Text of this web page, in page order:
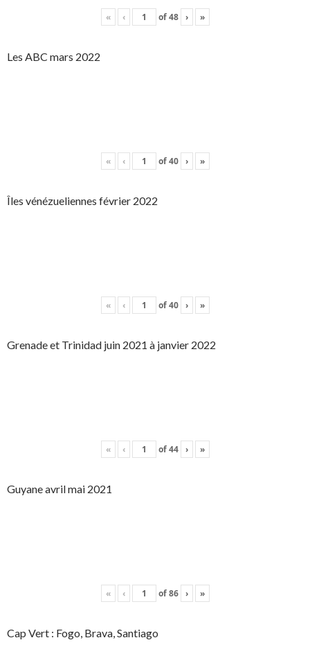
« ‹ of48 › »
Les ABC mars 2022
« ‹ of40 › »
Îles vénézueliennes février 2022
« ‹ of40 › »
Grenade et Trinidad juin 2021 à janvier 2022
« ‹ of44 › »
Guyane avril mai 2021
« ‹ of86 › »
Cap Vert : Fogo, Brava, Santiago